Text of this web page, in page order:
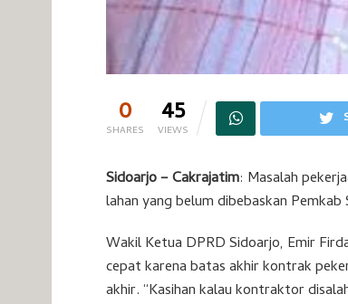
0
SHARES 45
VIEWS
Sidoarjo – Cakrajatim: Masalah
lahan yang belum dibebaskan
Wakil Ketua DPRD Sidoarjo, Emir
cepat karena batas akhir kontrak
akhir. “Kasihan kalau kontraktor